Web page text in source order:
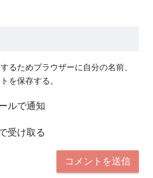
るためブラウザーに自分の名前、
を保存する。
ルで通知
受け取る